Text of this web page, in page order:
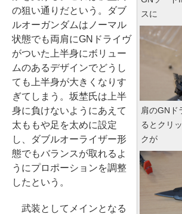
スに
肩のGNド
るとクリ
クが
の狙い通りだという。ダブ
ルオーガンダムはノーマル
状態でも両肩にGNドライヴ
がついた上半身にボリュー
ムのあるデザインでどうし
ても上半身が大きくなりす
ぎてしまう。坂埜氏は上半
身に負けないようにあえて
太ももや足を太めに設定
し、ダブルオーライザー形
態でもバランスが取れるよ
うにプロポーションを調整
したという。
武装としてメインとなる